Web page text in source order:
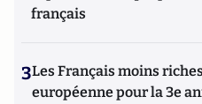
français
3Les Français moins
européenne pour la 3e